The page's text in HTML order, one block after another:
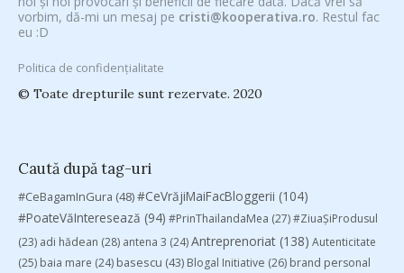
vorbim, dă-mi un mesaj pe cristi@kooperativa.ro. Restul fac
eu :D
Politica de confidențialitate
© Toate drepturile sunt rezervate. 2020
Caută după tag-uri
#CeBagamInGura (48)#CeVrăjiMaiFacBloggerii (104)
#PoateVăInteresează (94) #PrinThailandaMea (27)#ZiuaȘiProdusul
(23) adi hădean (28) antena 3 (24)Antreprenoriat (138) Autenticitate
(25) baia mare (24) basescu (43) Blogal Initiative (26) brand personal